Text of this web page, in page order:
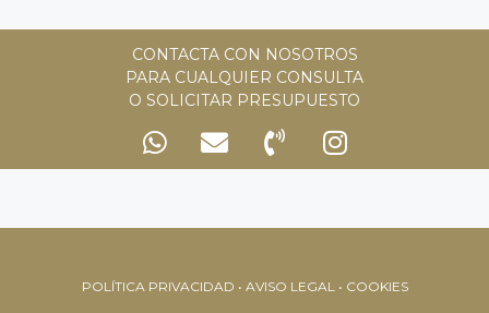
CONTACTA CON NOSOTROS
PARA CUALQUIER CONSULTA
O SOLICITAR PRESUPUESTO
POLÍTICA PRIVACIDAD • AVISO LEGAL • COOKIES